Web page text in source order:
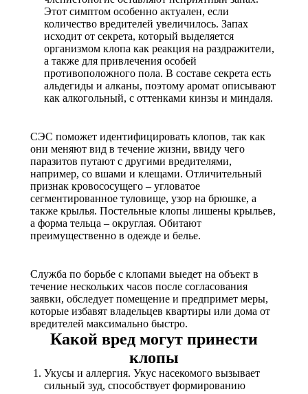
Этот симптом особенно актуален, если
количество вредителей увеличилось. Запах
исходит от секрета, который выделяется
организмом клопа как реакция на раздражители,
а также для привлечения особей
противоположного пола. В составе секрета есть
альдегиды и алканы, поэтому аромат описывают
как алкогольный, с оттенками кинзы и миндаля.
СЭС поможет идентифицировать клопов, так как
они меняют вид в течение жизни, ввиду чего
паразитов путают с другими вредителями,
например, со вшами и клещами. Отличительный
признак кровососущего – угловатое
сегментированное туловище, узор на брюшке, а
также крылья. Постельные клопы лишены крыльев,
а форма тельца – округлая. Обитают
преимущественно в одежде и белье.
Служба по борьбе с клопами выедет на объект в
течение нескольких часов после согласования
заявки, обследует помещение и предпримет меры,
которые избавят владельцев квартиры или дома от
вредителей максимально быстро.
Какой вред могут принести
клопы
Укусы и аллергия. Укус насекомого вызывает
сильный зуд, способствует формированию